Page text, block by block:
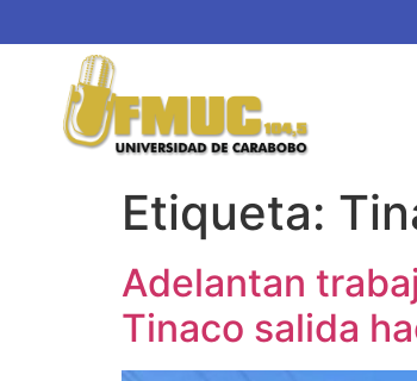
Etiqueta:
Adelantan
Tinaco salida